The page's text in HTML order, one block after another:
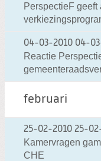
PerspectieF geeft
04-03-2010 04-
Reactie
februari
25-02-2010 25-
Kamervragen
CHE